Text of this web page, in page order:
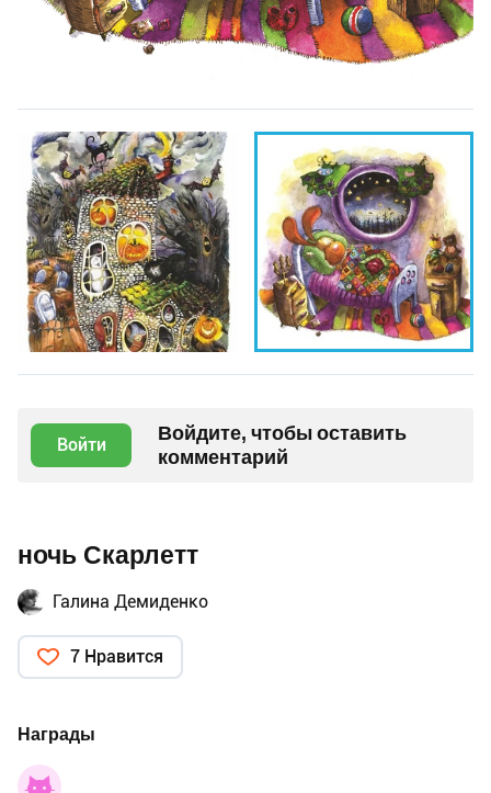
Войти
Войдите, чтобы оставить
комментарий
ночь Скарлетт
Галина Демиденко
7 Нравится
Награды